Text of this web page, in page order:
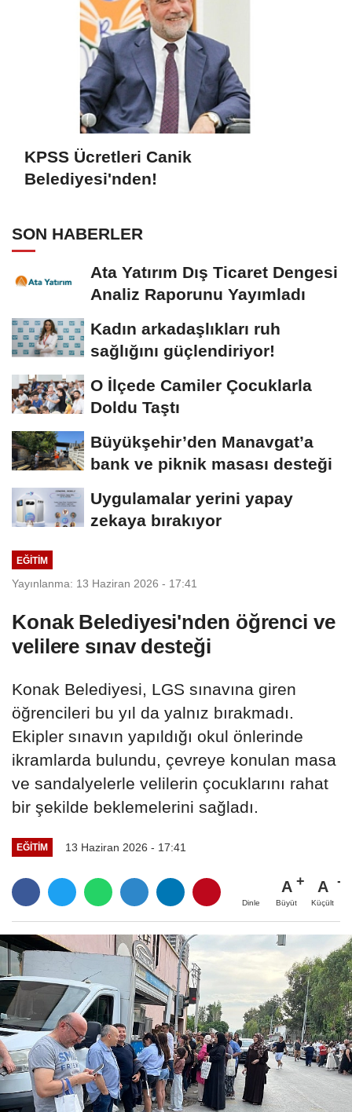
KPSS Ücretleri Canik
Belediyesi'nden!
SON HABERLER
Ata Yatırım Dış Ticaret Dengesi
Analiz Raporunu Yayımladı
Kadın arkadaşlıkları ruh
sağlığını güçlendiriyor!
O İlçede Camiler Çocuklarla
Doldu Taştı
Büyükşehir’den Manavgat’a
bank ve piknik masası desteği
Uygulamalar yerini yapay
zekaya bırakıyor
EĞİTİM
Yayınlanma: 13 Haziran 2026 - 17:41
Konak Belediyesi'nden öğrenci ve
velilere sınav desteği
Konak Belediyesi, LGS sınavına giren
öğrencileri bu yıl da yalnız bırakmadı.
Ekipler sınavın yapıldığı okul önlerinde
ikramlarda bulundu, çevreye konulan masa
ve sandalyelerle velilerin çocuklarını rahat
bir şekilde beklemelerini sağladı.
EĞİTİM 13 Haziran 2026 - 17:41
Dinle
A
Büyüt
A
Küçült